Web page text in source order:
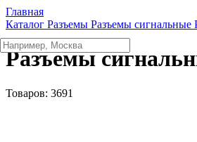
Главная
Каталог Разъeмы Разъeмы сигнальные
Разъeмы
Товаров: 3691